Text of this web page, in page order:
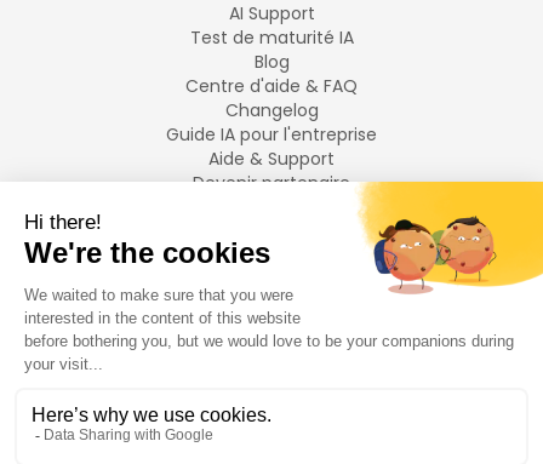
AI Support
Test de maturité IA
Blog
Centre d'aide & FAQ
Changelog
Guide IA pour l'entreprise
Aide & Support
Devenir partenaire
LANGUES
Français
English